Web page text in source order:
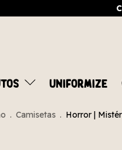
UNIFORMIZE
. Camisetas . Horror |